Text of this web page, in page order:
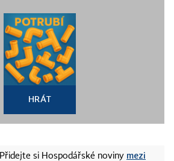
HRÁT
Přidejte si Hospodářské noviny mezi